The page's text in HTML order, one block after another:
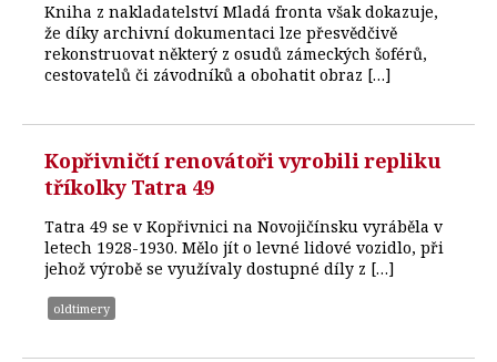
Kniha z nakladatelství Mladá fronta však dokazuje,
že díky archivní dokumentaci lze přesvědčivě
rekonstruovat některý z osudů zámeckých šoférů,
cestovatelů či závodníků a obohatit obraz […]
Kopřivničtí renovátoři vyrobili repliku
tříkolky Tatra 49
Tatra 49 se v Kopřivnici na Novojičínsku vyráběla v
letech 1928-1930. Mělo jít o levné lidové vozidlo, při
jehož výrobě se využívaly dostupné díly z […]
oldtimery